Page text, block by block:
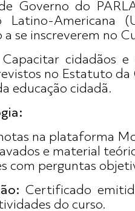
Governo do
Latino-Americana
a se inscreverem no
Capacitar cidadãos
no Estatuto da
educação cidadã.
na plataforma
e material
com perguntas
Certificado
do curso.